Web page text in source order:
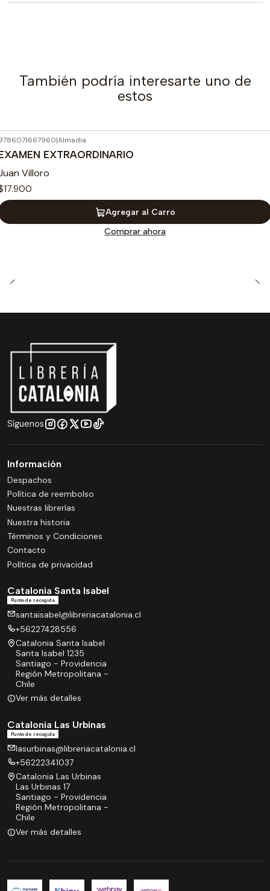
También podría interesarte uno de
estos
|Almadia
EXTRAORDINARIO
Villoro
Agregar al Carro
Comprar ahora
Síguenos
Información
Despachos
Política de reembolso
Nuestras librerías
Nuestra historia
Términos y Condiciones
Contacto
Política de privacidad
Catalonia Santa Isabel
Punto de recogida
santaisabel@libreriacatalonia.cl
+56227428556
Catalonia Santa Isabel
Santa Isabel 1235
Santiago - Providencia
Región Metropolitana -
Chile
Ver más detalles
Catalonia Las Urbinas
Punto de recogida
lasurbinas@libreriacatalonia.cl
+56222341037
Catalonia Las Urbinas
Las Urbinas 17
Santiago - Providencia
Región Metropolitana -
Chile
Ver más detalles